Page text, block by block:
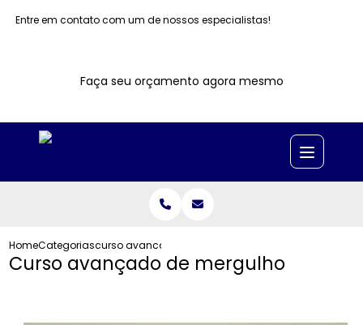
Entre em contato com um de nossos especialistas!
Faça seu orçamento agora mesmo
HomeCategoriascurso avancado mergulho
Curso avançado de mergulho